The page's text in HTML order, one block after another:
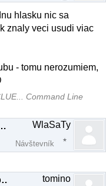
hlasku nic sa
znaly veci usudi viac
- tomu nerozumiem,
Command Line
po upgrade... WlaSaTy
Návštevník
Re: Grub... start systemu po upgrade...
tomino